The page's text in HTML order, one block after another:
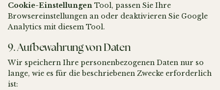
Cookie-Einstellungen Tool, passen Sie Ihre
Browsereinstellungen an oder deaktivieren Sie Google
Analytics mit diesem Tool.
9. Aufbewahrung von Daten
Wir speichern Ihre personenbezogenen Daten nur so
lange, wie es für die beschriebenen Zwecke erforderlich
ist: